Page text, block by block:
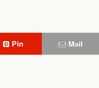
Pin Mail